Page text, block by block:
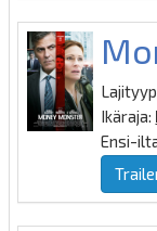
Ikäraja:
Ensi-